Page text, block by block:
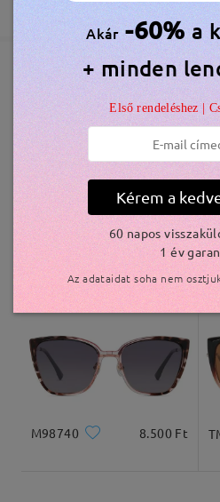
Olvassa el
Írjon egy
5-7 munkanap
részletek
Elküldve
szállítási idő
5-7 munkanap
részletek
Kiszállítva
Hasonló keretek
AC43601 6.800 Ft
M98740 8.500 Ft
Akár -60% a
+ minden
Első rendeléshez |
Kérem a
60 napos
1 év
Az adataidat soha nem